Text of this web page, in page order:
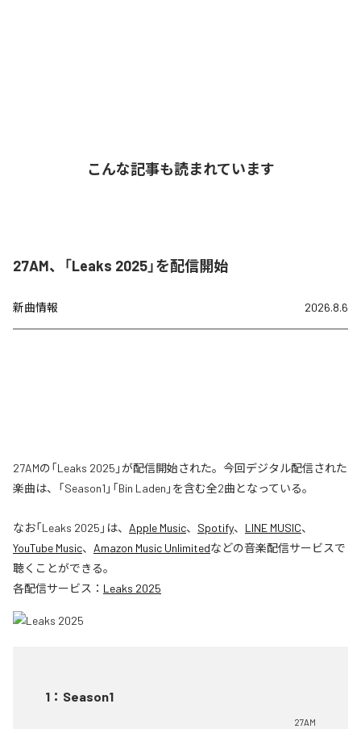
こんな記事も読まれています
27AM、「Leaks 2025」を配信開始
新曲情報 2026.8.6
27AMの「Leaks 2025」が配信開始された。今回デジタル配信された
楽曲は、「Season1」「Bin Laden」を含む全2曲となっている。
なお「Leaks 2025 」は、 Apple Music、 Spotify、 LINE MUSIC、
YouTube Music、 Amazon Music Unlimitedなどの音楽配信サービスで
聴くことができる。
各配信サービス： Leaks 2025
1 ： Season1
27AM